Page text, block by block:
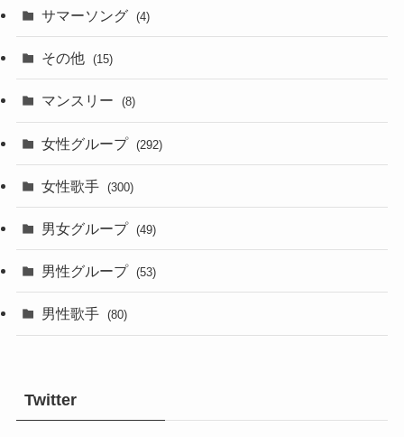
サマーソング (4)
その他 (15)
マンスリー (8)
女性グループ (292)
女性歌手 (300)
男女グループ (49)
男性グループ (53)
男性歌手 (80)
Twitter